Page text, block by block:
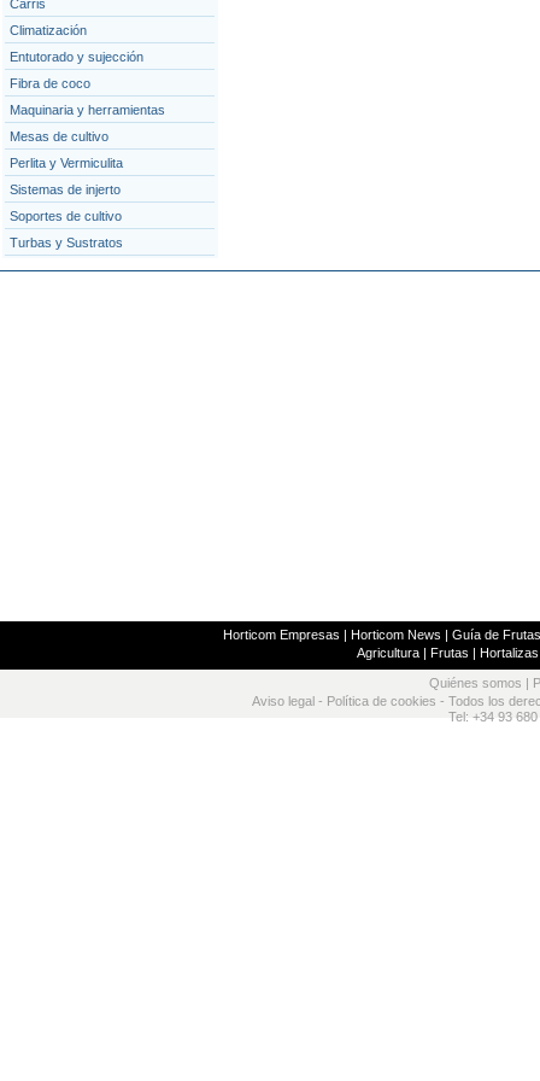
Carris
Climatización
Entutorado y sujección
Fibra de coco
Maquinaria y herramientas
Mesas de cultivo
Perlita y Vermiculita
Sistemas de injerto
Soportes de cultivo
Turbas y Sustratos
Horticom Empresas | Horticom News | Guía de
Agricultura| Frutas | Hortalizas
Quiénes somos
Aviso legal - Política de cookies - Todos los
Tel: +34 93